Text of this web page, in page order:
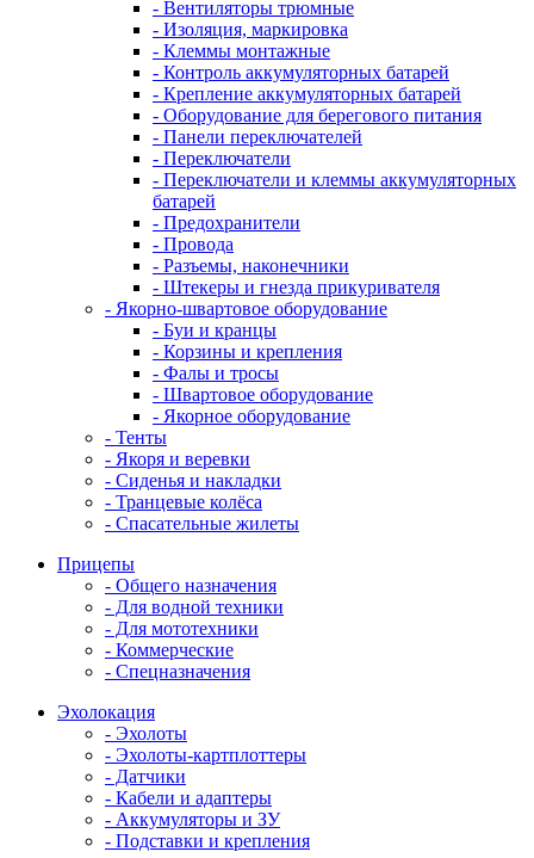
- Вентиляторы трюмные
- Изоляция, маркировка
- Клеммы монтажные
- Контроль аккумуляторных батарей
- Крепление аккумуляторных батарей
- Оборудование для берегового питания
- Панели переключателей
- Переключатели
- Переключатели и клеммы аккумуляторных
батарей
- Предохранители
- Провода
- Разъемы, наконечники
- Штекеры и гнезда прикуривателя
- Якорно-швартовое оборудование
- Буи и кранцы
- Корзины и крепления
- Фалы и тросы
- Швартовое оборудование
- Якорное оборудование
- Тенты
- Якоря и веревки
- Сиденья и накладки
- Транцевые колёса
- Спасательные жилеты
Прицепы
- Общего назначения
- Для водной техники
- Для мототехники
- Коммерческие
- Спецназначения
Эхолокация
- Эхолоты
- Эхолоты-картплоттеры
- Датчики
- Кабели и адаптеры
- Аккумуляторы и ЗУ
- Подставки и крепления